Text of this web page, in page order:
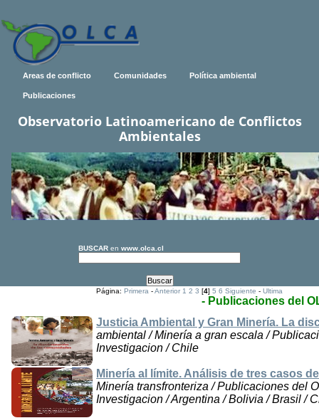
Areas de conflicto Comunidades Política ambiental
Publicaciones
Observatorio Latinoamericano de Conflictos
Ambientales
BUSCAR en www.olca.cl
Página:Primera -Anterior 1 2 3 [4]5 6 Siguiente -Ultima
- Publicaciones del
Justicia Ambiental y Gran Minería. La
ambiental / Minería a gran escala /
Investigacion / Chile
Minería al límite. Análisis de tres casos
Minería transfronteriza / Publicaciones del
Investigacion / Argentina / Bolivia / Brasil /